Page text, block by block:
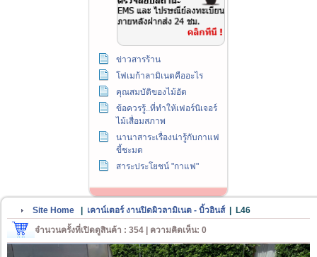
ข่าวสารร้าน
โฟเมก้าลามิเนตคืออะไร
คุณสมบัติของไม้อัด
ข้อควรรู้..ที่ทำให้เฟอร์นิเจอร์
ไม้เสื่อมสภาพ
นานาสาระเรื่องน่ารู้กับกาแฟ
ขี้ชะมด
สาระประโยชน์ "กาแฟ"
Site Home เคาน์เตอร์ งานปิดผิวลามิเนต - บิ้วอินส์|
L46
จำนวนครั้งที่เปิดดูสินค้า : 354 | ความคิดเห็น: 0